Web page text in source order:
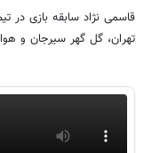
قاسمی نژاد سابقه بازی در
تهران، گل گهر سیرجان و